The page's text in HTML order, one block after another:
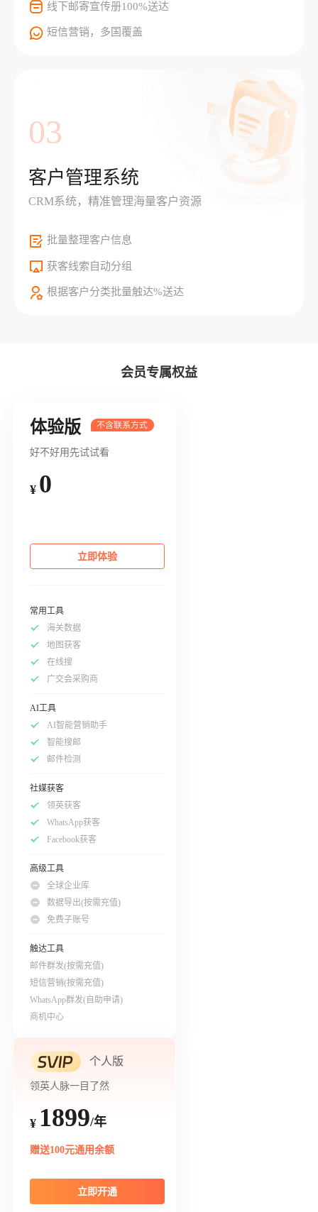
线下邮寄宣传册100%送达
短信营销，多国覆盖
03
客户管理系统
CRM系统，精准管理海量客户资源
批量整理客户信息
获客线索自动分组
根据客户分类批量触达%送达
会员专属权益
体验版
好不好用先试试看
¥ 0
立即体验
常用工具
海关数据
地图获客
在线搜
广交会采购商
AI工具
AI智能营销助手
智能搜邮
邮件检测
社媒获客
领英获客
WhatsApp获客
Facebook获客
高级工具
全球企业库
数据导出(按需充值)
免费子账号
触达工具
邮件群发(按需充值)
短信营销(按需充值)
WhatsApp群发(自助申请)
商机中心
个人版
领英人脉一目了然
¥ 1899/年
赠送100元通用余额
立即开通